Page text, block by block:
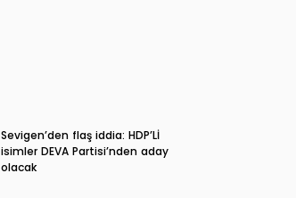
Sevigen’den flaş iddia: HDP’Lİ
isimler DEVA Partisi’nden aday
olacak